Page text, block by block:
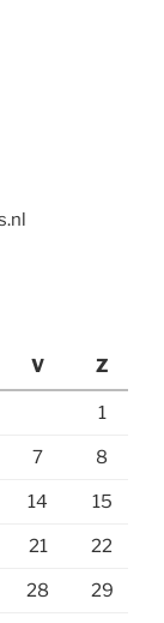
V Z
1
7 8
14 15
21 22
28 29